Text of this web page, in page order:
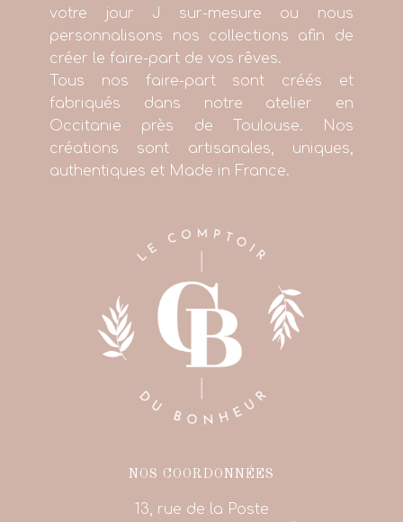
votre jour J sur-mesure ou nous
personnalisons nos collections afin de
créer le faire-part de vos rêves.
Tous nos faire-part sont créés et
fabriqués dans notre atelier en
Occitanie près de Toulouse. Nos
créations sont artisanales, uniques,
authentiques et Made in France.
NOS COORDONNÉES
13, rue de la Poste